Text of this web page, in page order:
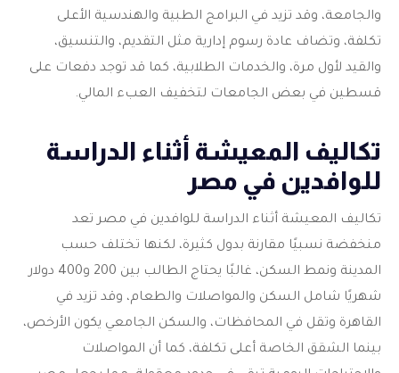
والجامعة، وقد تزيد في البرامج الطبية والهندسية الأعلى
تكلفة، وتضاف عادة رسوم إدارية مثل التقديم، والتنسيق،
والقيد لأول مرة، والخدمات الطلابية، كما قد توجد دفعات على
قسطين في بعض الجامعات لتخفيف العبء المالي.
تكاليف المعيشة أثناء الدراسة
للوافدين في مصر
تكاليف المعيشة أثناء الدراسة للوافدين في مصر تعد
منخفضة نسبيًا مقارنة بدول كثيرة، لكنها تختلف حسب
المدينة ونمط السكن، غالبًا يحتاج الطالب بين 200 و400 دولار
شهريًا شامل السكن والمواصلات والطعام، وقد تزيد في
القاهرة وتقل في المحافظات، والسكن الجامعي يكون الأرخص،
بينما الشقق الخاصة أعلى تكلفة، كما أن المواصلات